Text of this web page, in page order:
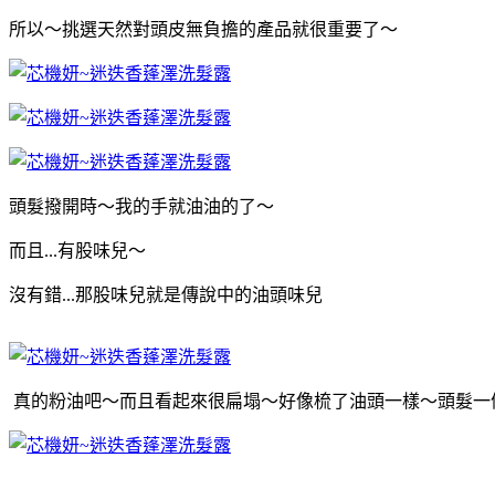
所以～挑選天然對頭皮無負擔的產品就很重要了～
頭髮撥開時～我的手就油油的了～
而且...有股味兒～
沒有錯...那股味兒就是傳說中的油頭味兒
真的粉油吧～而且看起來很扁塌～好像梳了油頭一樣～頭髮